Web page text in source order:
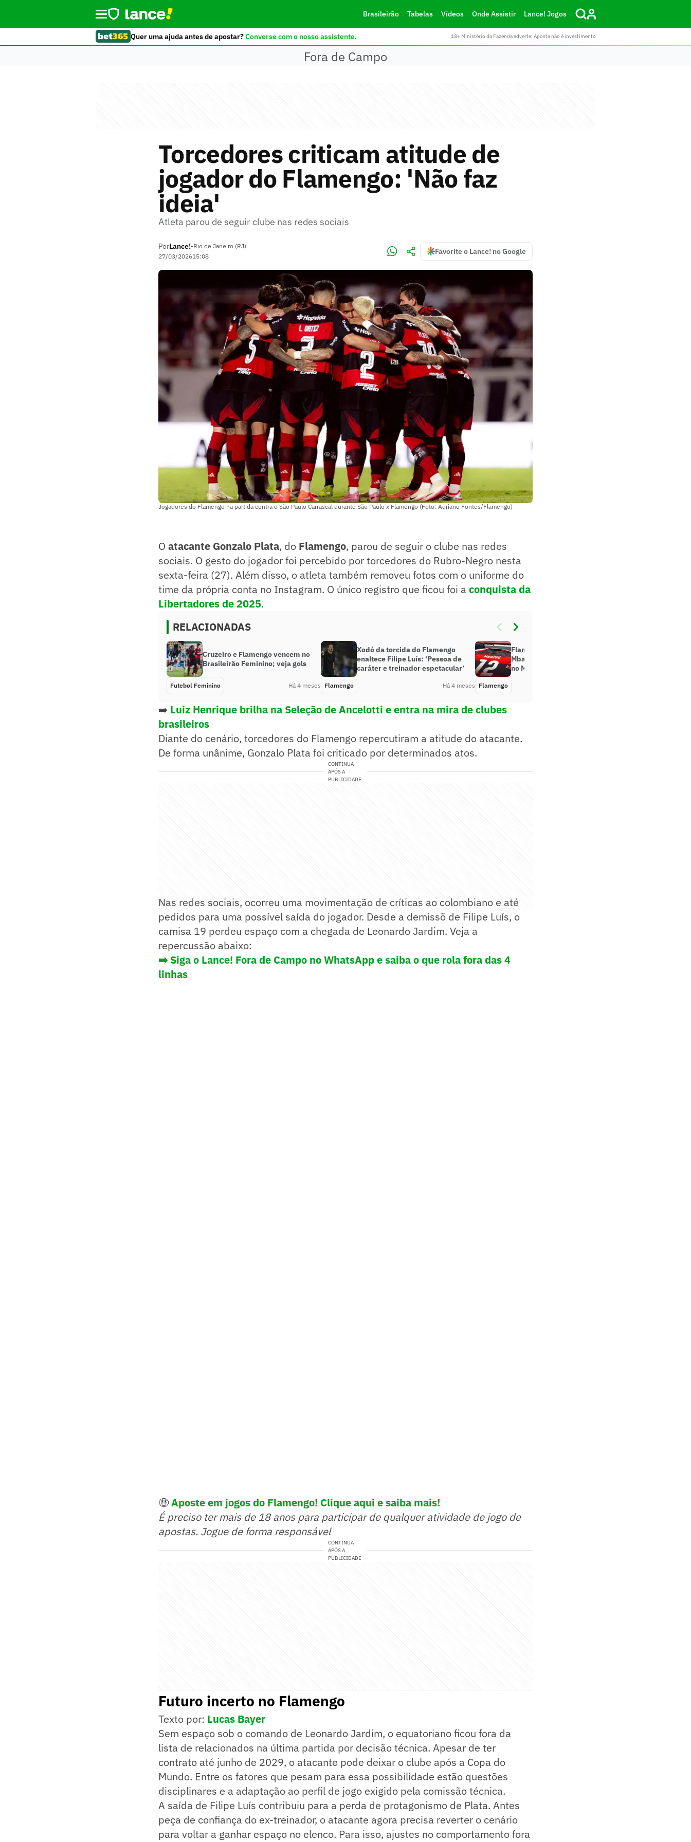
Brasileirão Tabelas Vídeos Onde Assistir Lance! Jogos
Quer uma ajuda antes de apostar?Converse com o nosso assistente. 18+ Ministério da Fazenda adverte: Aposta não é investimento
Fora de Campo
Torcedores criticam atitude de
jogador do Flamengo: 'Não faz
ideia'
Atleta parou de seguir clube nas redes sociais
PorLance!•Rio de Janeiro (RJ)
27/03/202615:08
Favorite o Lance! no Google
Jogadores do Flamengo na partida contra o São Paulo Carrascal durante São Paulo x Flamengo (Foto: Adriano Fontes/Flamengo)
O atacante Gonzalo Plata, do Flamengo, parou de seguir o clube nas redes
sociais. O gesto do jogador foi percebido por torcedores do Rubro-Negro nesta
sexta-feira (27). Além disso, o atleta também removeu fotos com o uniforme do
time da própria conta no Instagram. O único registro que ficou foi a conquista da
Libertadores de 2025.
RELACIONADAS
Cruzeiro e Flamengo vencem no
Brasileirão Feminino; veja gols
Futebol Feminino Há 4 meses
Xodó da torcida do Flamengo
enaltece Filipe Luís: ‘Pessoa de
caráter e treinador espetacular’
Flamengo Há 4 meses
Flamengo convida Vini Jr e
Mbappé para jogo da Libertadores
no Maracanã
Flamengo
➡️ Luiz Henrique brilha na Seleção de Ancelotti e entra na mira de clubes
brasileiros
Diante do cenário, torcedores do Flamengo repercutiram a atitude do atacante.
De forma unânime, Gonzalo Plata foi criticado por determinados atos.
CONTINUA
APÓS A
PUBLICIDADE
Nas redes sociais, ocorreu uma movimentação de críticas ao colombiano e até
pedidos para uma possível saída do jogador. Desde a demissõ de Filipe Luís, o
camisa 19 perdeu espaço com a chegada de Leonardo Jardim. Veja a
repercussão abaixo:
➡️ Siga o Lance! Fora de Campo no WhatsApp e saiba o que rola fora das 4
linhas
🤑Aposte em jogos do Flamengo! Clique aqui e saiba mais!
É preciso ter mais de 18 anos para participar de qualquer atividade de jogo de
apostas. Jogue de forma responsável
CONTINUA
APÓS A
PUBLICIDADE
Futuro incerto no Flamengo
Texto por: Lucas Bayer
Sem espaço sob o comando de Leonardo Jardim, o equatoriano ficou fora da
lista de relacionados na última partida por decisão técnica. Apesar de ter
contrato até junho de 2029, o atacante pode deixar o clube após a Copa do
Mundo. Entre os fatores que pesam para essa possibilidade estão questões
disciplinares e a adaptação ao perfil de jogo exigido pela comissão técnica.
A saída de Filipe Luís contribuiu para a perda de protagonismo de Plata. Antes
peça de confiança do ex-treinador, o atacante agora precisa reverter o cenário
para voltar a ganhar espaço no elenco. Para isso, ajustes no comportamento fora